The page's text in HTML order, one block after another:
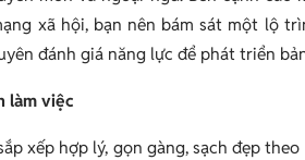
xã hội, bạn nên bám sát một lộ
đánh giá năng lực để phát triển
làm việc
xếp hợp lý, gọn gàng, sạch đẹp